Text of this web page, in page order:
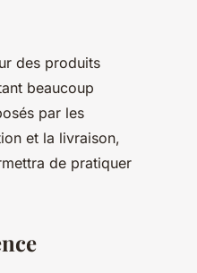
des produits
beaucoup
par les
et la livraison,
de pratiquer